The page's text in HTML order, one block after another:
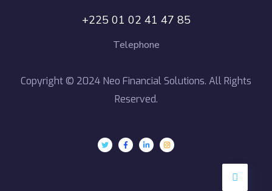
+225 01 02 41 47 85
Telephone
Copyright © 2024 Neo Financial Solutions. All Rights
Reserved.